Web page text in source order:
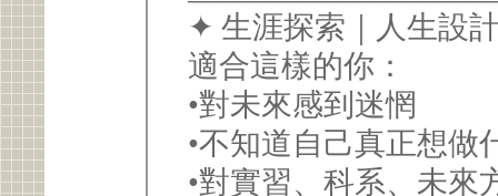
✦ 生涯探索｜人生設
適合這樣的你：
•對未來感到迷惘
•不知道自己真正想做
•對實習、科系、未來